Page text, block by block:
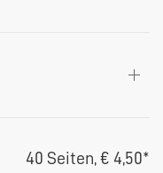
40 Seiten, € 4,50*